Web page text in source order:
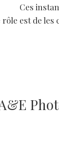
Ces
rôle est de les